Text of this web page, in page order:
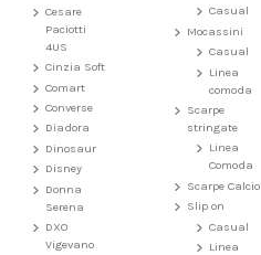
Cesare
Paciotti
4US
Cinzia Soft
Comart
Converse
Diadora
Dinosaur
Disney
Donna
Serena
DXO
Vigevano
Casual
Mocassini
Casual
Linea
comoda
Scarpe
stringate
Linea
Comoda
Scarpe Calcio
Slip on
Casual
Linea